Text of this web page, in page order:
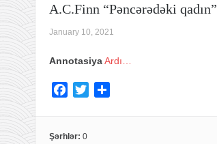
A.C.Finn “Pəncərədəki qadın”
January 10, 2021
AnnotasiyaArdı…
e
Şərhlər: 0